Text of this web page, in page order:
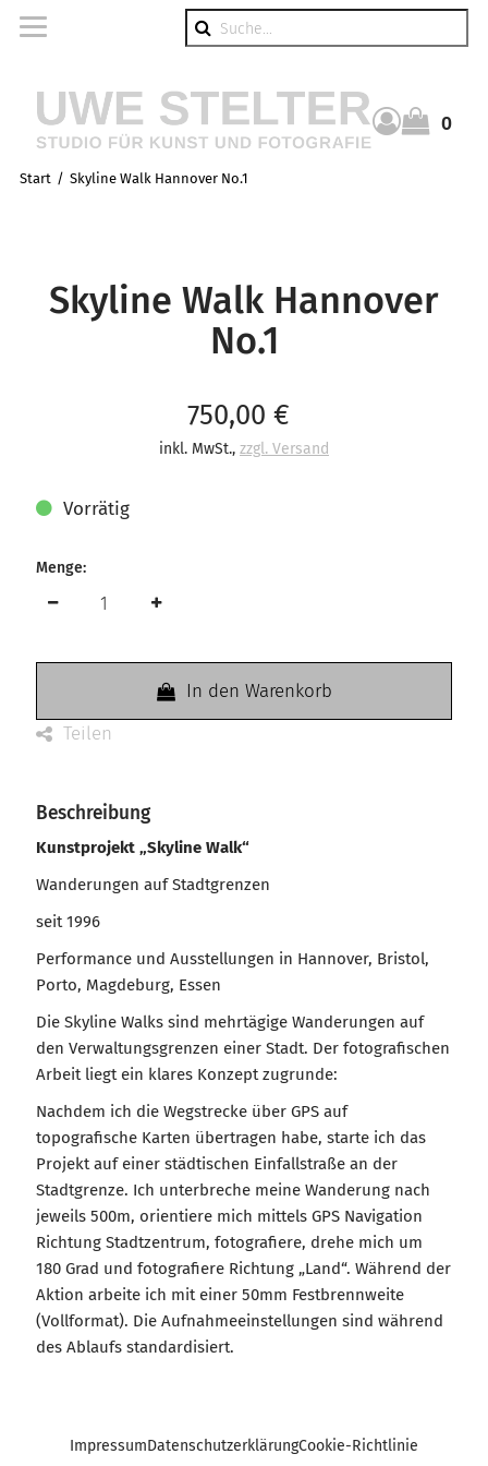
0
Start Skyline Walk Hannover No.1
Skyline Walk Hannover
No.1
Verkaufspreis: 750,00 €
750,00 €
inkl. MwSt., zzgl. Versand
Vorrätig
Menge:
In den Warenkorb
Teilen
Beschreibung
Kunstprojekt „Skyline Walk“
Wanderungen auf Stadtgrenzen
seit 1996
Performance und Ausstellungen in Hannover, Bristol,
Porto, Magdeburg, Essen
Die Skyline Walks sind mehrtägige Wanderungen auf
den Verwaltungsgrenzen einer Stadt. Der fotografischen
Arbeit liegt ein klares Konzept zugrunde:
Nachdem ich die Wegstrecke über GPS auf
topografische Karten übertragen habe, starte ich das
Projekt auf einer städtischen Einfallstraße an der
Stadtgrenze. Ich unterbreche meine Wanderung nach
jeweils 500m, orientiere mich mittels GPS Navigation
Richtung Stadtzentrum, fotografiere, drehe mich um
180 Grad und fotografiere Richtung „Land“. Während der
Aktion arbeite ich mit einer 50mm Festbrennweite
(Vollformat). Die Aufnahmeeinstellungen sind während
des Ablaufs standardisiert.
ImpressumDatenschutzerklärungCookie-Richtlinie